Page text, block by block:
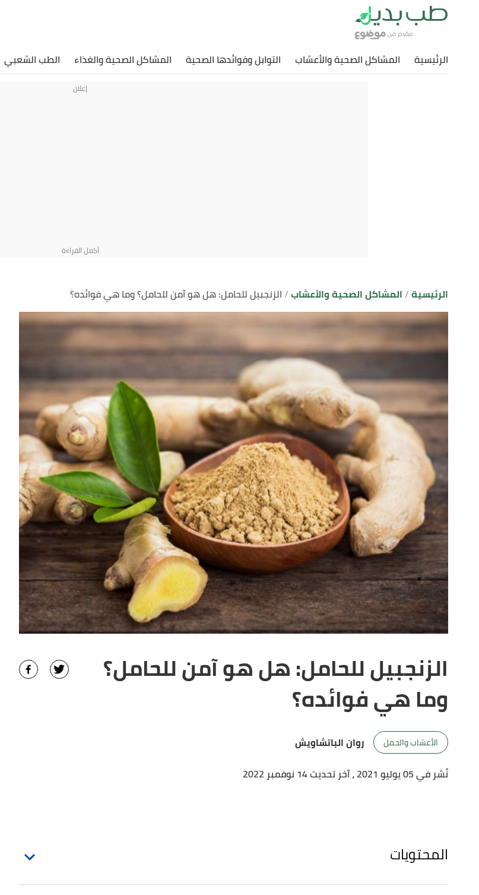
الرئيسية المشاكل الصحية والأعشاب التوابل وفوائدها الصحية المشاكل الصحية والغذاء الطب الشعبي
الرئيسية المشاكل الصحية والأعشاب الزنجبيل للحامل: هل هو آمن للحامل؟ وما هي فوائده؟
الزنجبيل للحامل: هل هو آمن للحامل؟
وما هي فوائده؟
الأعشاب والحمل
روان الباتشاويش
نُشر في 05 يوليو 2021
، آخر تحديث 14 نوفمبر 2022
المحتويات